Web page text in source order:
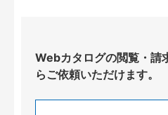
Webカタログの閲覧・請
らご依頼いただけます。